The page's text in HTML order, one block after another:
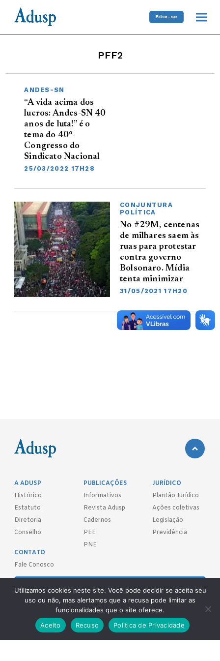
Filie-se
PFF2
ANDES-SN
“A vida acima dos
lucros: Andes-SN 40
anos de luta!” é o
tema do 40º
Congresso do
Sindicato Nacional
25/03/2022 17H28
CONJUNTURA
POLÍTICA
No #29M, centenas
de milhares saem às
ruas para protestar
contra governo
Bolsonaro. Mídia
tenta minimizar
31/05/2021 17H20
A ADUSP
Histórico
Estatuto
Diretoria
Conselho
PUBLICAÇÕES
Informativos
Revista Adusp
Cadernos
PEE
PNE
JURÍDICO
Plantão Jurídico
Ações coletivas
Legislação
Previdência
CONTATO
Fale Conosco
FILIE-SE!
REDES SOCIAIS
Utilizamos cookies neste site. Você pode decidir se aceita seu
uso ou não, mas alertamos que a recusa pode limitar as
funcionalidades que o site oferece.
Aceito
Recuso Politica de Privacidade